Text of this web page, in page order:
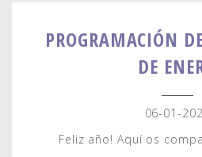
PROGRAMACIÓN
DE
06-01-
Feliz año! Aquí os